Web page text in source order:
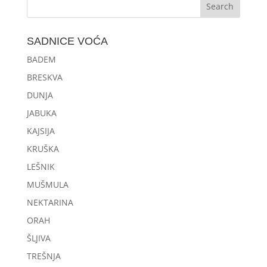
SADNICE VOĆA
BADEM
BRESKVA
DUNJA
JABUKA
KAJSIJA
KRUŠKA
LEŠNIK
MUŠMULA
NEKTARINA
ORAH
ŠLJIVA
TREŠNJA